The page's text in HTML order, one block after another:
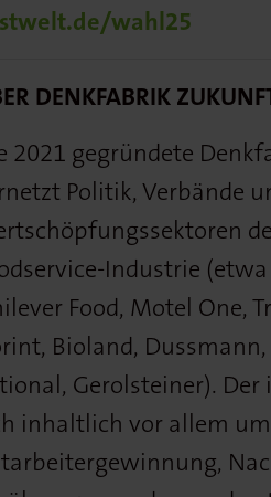
wahl25
DENKFABRIK
2021 gegründete
Politik, Verbände
Industrie
Food, Motel One,
Bioland, Dussmann,
Gerolsteiner).
inhaltlich vor allem